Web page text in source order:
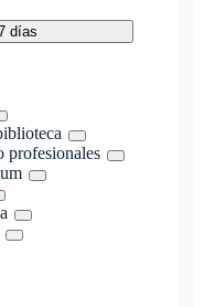
días
profesionales